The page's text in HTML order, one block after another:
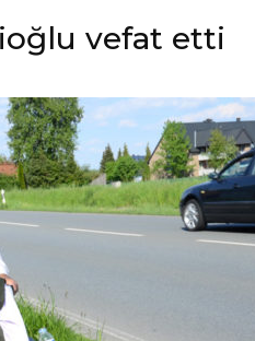
vefat etti